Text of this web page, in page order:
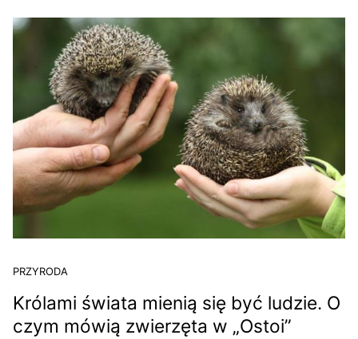
PRZYRODA
Królami świata mienią się być ludzie. O
czym mówią zwierzęta w „Ostoi”